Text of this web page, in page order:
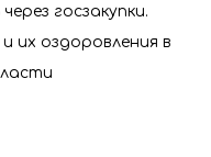
госзакупки.
их оздоровления в